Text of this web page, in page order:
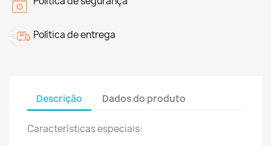
Política de entrega
Descrição Dados do produto
Características especiais: